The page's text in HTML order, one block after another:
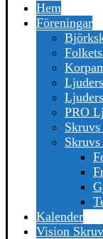
Hem
Föreningar
PRO
Kalender
Vision Skruv